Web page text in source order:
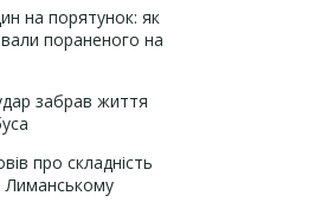
на порятунок: як
пораненого на
забрав життя
про складність
Лиманському